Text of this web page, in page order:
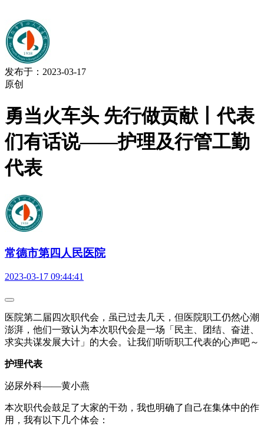
发布于：2023-03-17
原创
勇当火车头 先行做贡献丨代表
们有话说——护理及行管工勤
代表
常德市第四人民医院
2023-03-17 09:44:41
医院第二届四次职代会，虽已过去几天，但医院职工仍然心潮
澎湃，他们一致认为本次职代会是一场「民主、团结、奋进、
求实共谋发展大计」的大会。让我们听听职工代表的心声吧～
护理代表
泌尿外科——黄小燕
本次职代会鼓足了大家的干劲，我也明确了自己在集体中的作
用，我有以下几个体会：